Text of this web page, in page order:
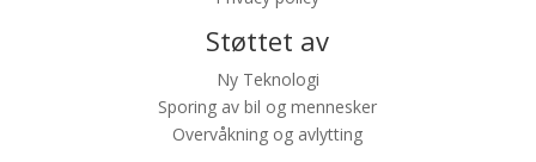
Støttet av
Ny Teknologi
Sporing av bil og mennesker
Overvåkning og avlytting